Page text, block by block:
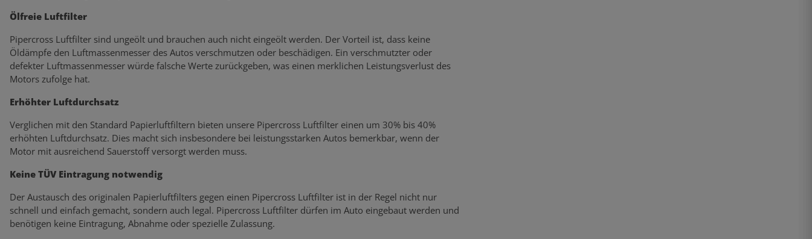
Ölfreie Luftfilter
Pipercross Luftfilter sind ungeölt und brauchen auch nicht eingeölt werden. Der Vorteil ist, dass keine
Öldämpfe den Luftmassenmesser des Autos verschmutzen oder beschädigen. Ein verschmutzter oder
defekter Luftmassenmesser würde falsche Werte zurückgeben, was einen merklichen Leistungsverlust des
Motors zufolge hat.
Erhöhter Luftdurchsatz
Verglichen mit den Standard Papierluftfiltern bieten unsere Pipercross Luftfilter einen um 30% bis 40%
erhöhten Luftdurchsatz. Dies macht sich insbesondere bei leistungsstarken Autos bemerkbar, wenn der
Motor mit ausreichend Sauerstoff versorgt werden muss.
Keine TÜV Eintragung notwendig
Der Austausch des originalen Papierluftfilters gegen einen Pipercross Luftfilter ist in der Regel nicht nur
schnell und einfach gemacht, sondern auch legal. Pipercross Luftfilter dürfen im Auto eingebaut werden und
benötigen keine Eintragung, Abnahme oder spezielle Zulassung.